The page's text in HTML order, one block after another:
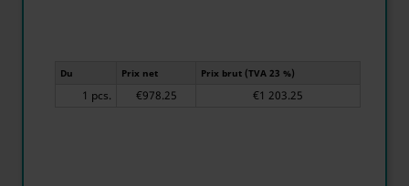
Du Prix net Prix brut (TVA 23 %)
1 pcs. €978.25 €1 203.25